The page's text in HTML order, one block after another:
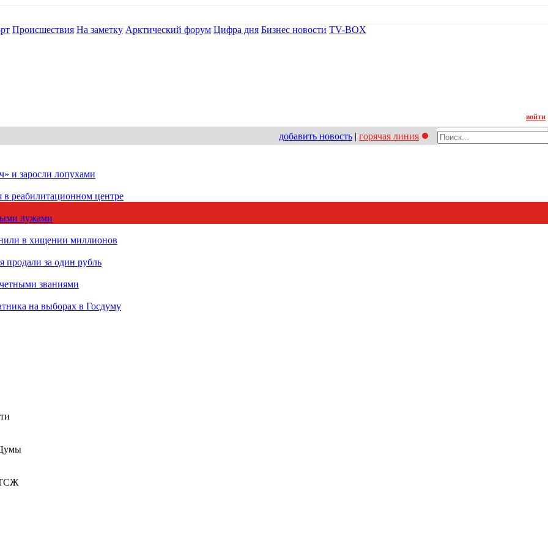
Происшествия На заметку Арктический форум Цифра дня Бизнес новости TV-BOX
войти
добавить новость | горячая линия
и заросли лопухами
реабилитационном центре
лужами
в хищении миллионов
продали за один рубль
званиями
на выборах в Госдуму
ТСЖ